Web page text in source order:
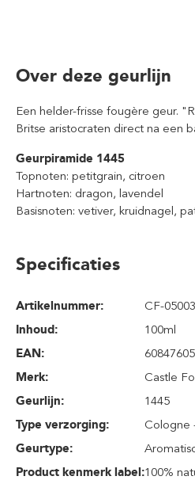
Over deze geurlijn
Een helder-frisse fougère geur.
Britse aristocraten direct na een
Geurpiramide 1445
Topnoten: petitgrain, citroen
Hartnoten: dragon, lavendel
Basisnoten: vetiver, kruidnagel,
Specificaties
Artikelnummer:
CF-05003
Inhoud:
100ml
EAN:
Merk:
Castle
Geurlijn:
1445
Type verzorging:
Cologne
Geurtype:
Product kenmerk label:100%